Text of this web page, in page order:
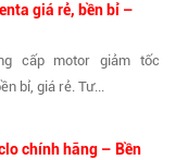
giá rẻ, bền bỉ –
cấp motor giảm tốc
bỉ, giá rẻ. Tư...
chính hãng – Bền